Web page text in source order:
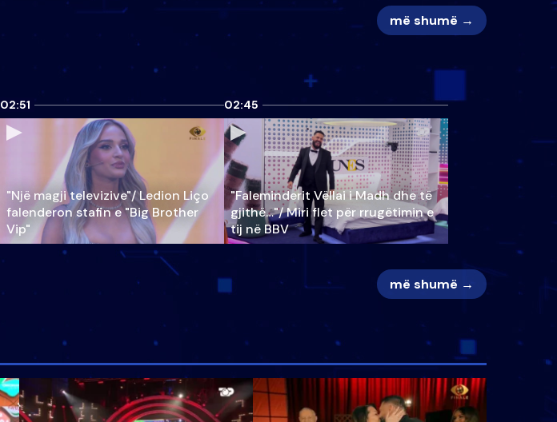
më shumë →
02:51
"Një magji televizive"/ Ledion Liço
falenderon stafin e "Big Brother
Vip"
02:45
"Faleminderit Vëllai i Madh dhe të
gjithë…"/ Miri flet për rrugëtimin e
tij në BBV
më shumë →